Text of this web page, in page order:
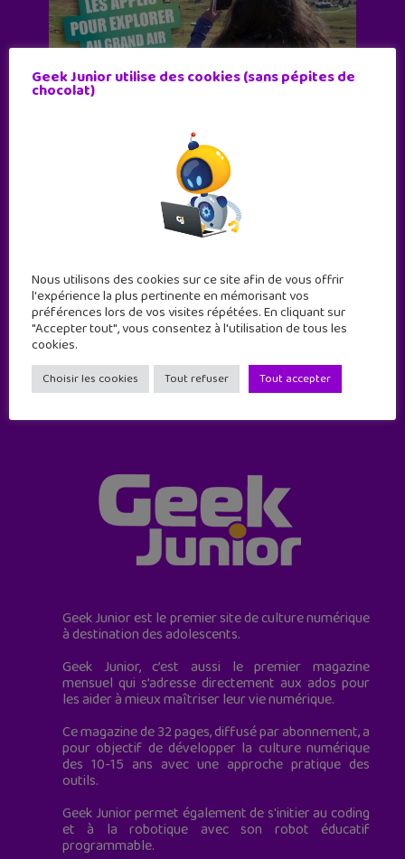
Abonne-toi !
11 numéros par an
JE M'ABONNE !
Geek Junior est le premier site de culture numérique
à destination des adolescents.
Geek Junior, c’est aussi le premier magazine
mensuel qui s’adresse directement aux ados pour
les aider à mieux maîtriser leur vie numérique.
Ce magazine de 32 pages, diffusé par abonnement, a
pour objectif de développer la culture numérique
des 10-15 ans avec une approche pratique des
outils.
Geek Junior permet également de s'initier au coding
et à la robotique avec son robot éducatif
programmable.
Geek Junior utilise des cookies (sans pépites de
chocolat)
Nous utilisons des cookies sur ce site afin de vous offrir
l'expérience la plus pertinente en mémorisant vos
préférences lors de vos visites répétées. En cliquant sur
"Accepter tout", vous consentez à l'utilisation de tous les
cookies.
Choisir les cookies Tout refuser Tout accepter